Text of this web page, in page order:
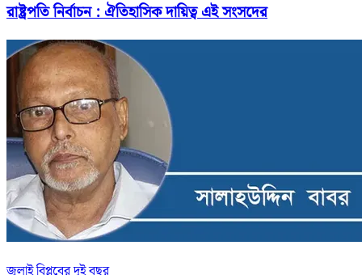
রাষ্ট্রপতি নির্বাচন : ঐতিহাসিক দায়িত্ব এই সংসদের